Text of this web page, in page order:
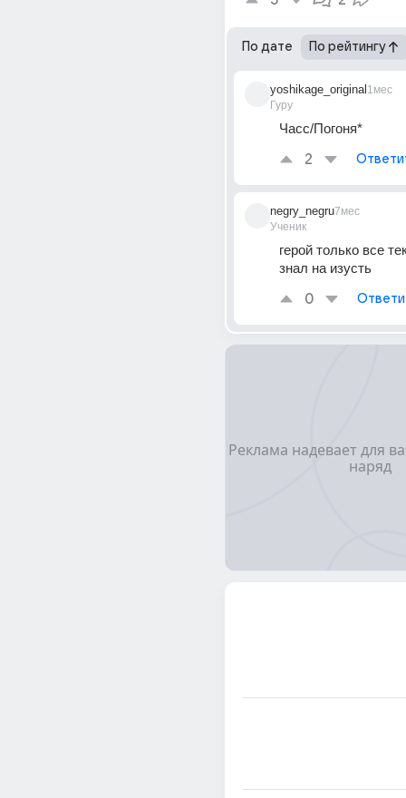
По дате По рейтингу
yoshikage_original
Гуру
1мес
Часс/Погоня*
2
negry_negru
Ученик
7мес
герой только все
знал на изусть
0